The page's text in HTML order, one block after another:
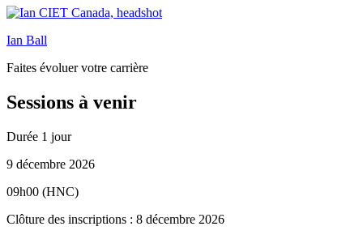
Ian Ball
Faites évoluer votre carrière
Sessions à venir
Durée 1 jour
9 décembre 2026
09h00 (HNC)
Clôture des inscriptions : 8 décembre 2026